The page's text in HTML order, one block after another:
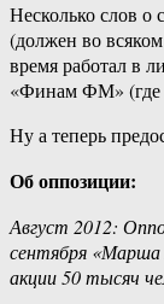
Несколько слов
(должен во
время работал в
«Финам ФМ» (где
Ну а теперь
Об оппозиции:
Август 2012:
сентября «Марша
акции 50 тысяч